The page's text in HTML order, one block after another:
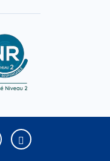
sur Facebook
Boursorama sur X
Boursorama sur